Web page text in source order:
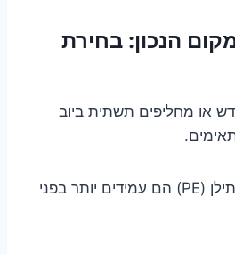
הנכון: בחירת
או מחליפים תשתית ביוב
צינורות PVC או פוליאתילן (PE) הם עמידים יותר בפני